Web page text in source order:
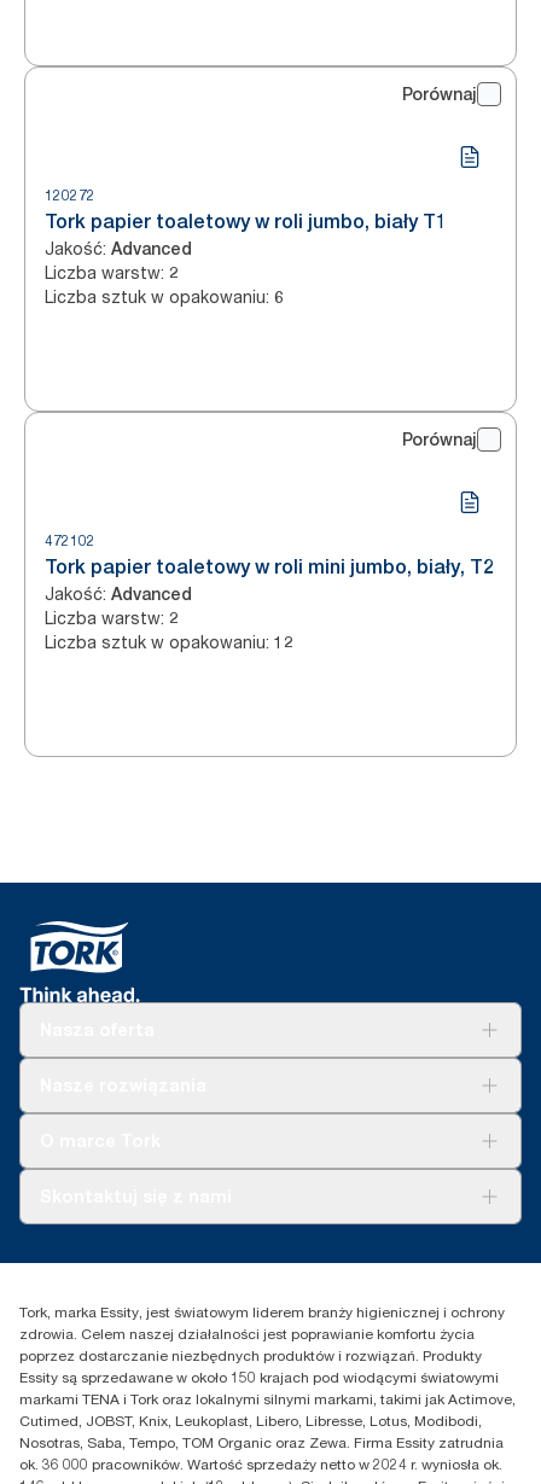
Porównaj
120272
Tork papier toaletowy w roli jumbo, biały T1
Jakość: Advanced
Liczba warstw: 2
Liczba sztuk w opakowaniu: 6
Porównaj
472102
Tork papier toaletowy w roli mini jumbo, biały, T2
Jakość: Advanced
Liczba warstw: 2
Liczba sztuk w opakowaniu: 12
Reklamacja produktu
Przedstawiciele handlowi
Puławska 180
02-670 Warszawa
Polska
Tork, marka Essity, jest światowym liderem branży higienicznej i ochrony
zdrowia. Celem naszej działalności jest poprawianie komfortu życia
poprzez dostarczanie niezbędnych produktów i rozwiązań. Produkty
Essity są sprzedawane w około 150 krajach pod wiodącymi światowymi
markami TENA i Tork oraz lokalnymi silnymi markami, takimi jak Actimove,
Cutimed, JOBST, Knix, Leukoplast, Libero, Libresse, Lotus, Modibodi,
Nosotras, Saba, Tempo, TOM Organic oraz Zewa. Firma Essity zatrudnia
ok. 36 000 pracowników. Wartość sprzedaży netto w 2024 r. wyniosła ok.